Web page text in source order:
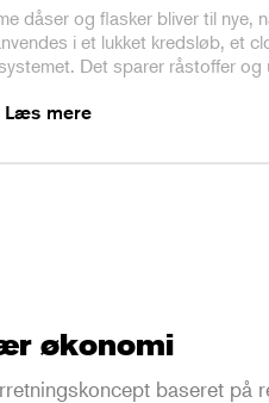
dåser og flasker bliver til nye,
i et lukket kredsløb, et
Det sparer råstoffer og
Læs mere
økonomi
baseret på